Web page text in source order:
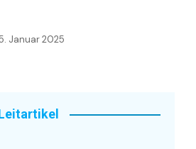
Januar 2025